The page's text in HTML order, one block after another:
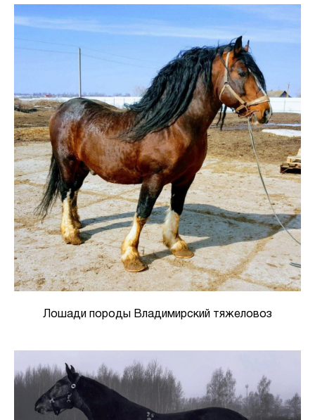
Лошади породы Владимирский тяжеловоз